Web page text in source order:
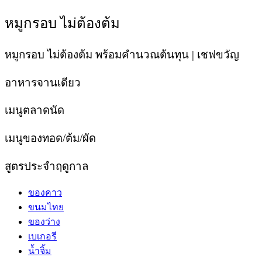
หมูกรอบ ไม่ต้องต้ม
หมูกรอบ ไม่ต้องต้ม พร้อมคำนวณต้นทุน | เชฟขวัญ
อาหารจานเดียว
เมนูตลาดนัด
เมนูของทอด/ต้ม/ผัด
สูตรประจำฤดูกาล
ของคาว
ขนมไทย
ของว่าง
เบเกอรี
น้ำจิ้ม